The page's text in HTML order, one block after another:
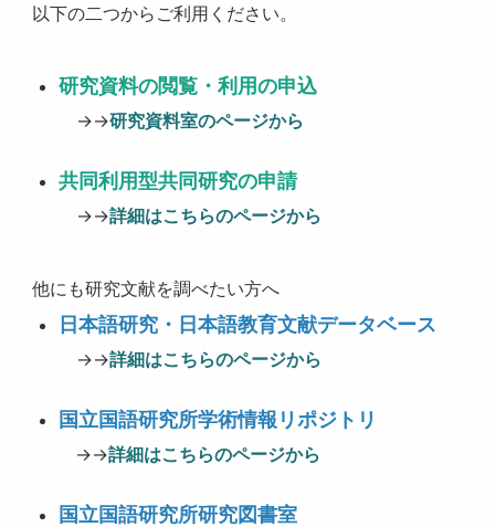
以下の二つからご利用ください。
研究資料の閲覧・利用の申込
→→研究資料室のページから
共同利用型共同研究の申請
→→詳細はこちらのページから
他にも研究文献を調べたい方へ
日本語研究・日本語教育文献データベース
→→詳細はこちらのページから
国立国語研究所学術情報リポジトリ
→→詳細はこちらのページから
国立国語研究所研究図書室